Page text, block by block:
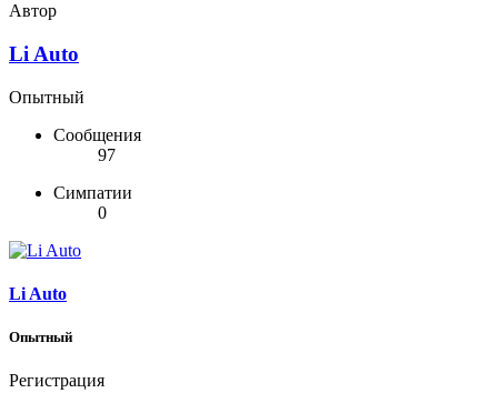
Автор
Li Auto
Опытный
Сообщения
97
Симпатии
0
Li Auto
Опытный
Регистрация